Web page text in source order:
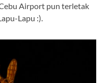
Airport pun terletak
Lapu :).